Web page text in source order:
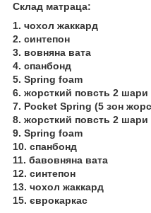
Склад матраца:
1. чохол жаккард
2. синтепон
3. вовняна вата
4. спанбонд
5. Spring foam
6. жорсткий повсть 2 шари
7. Pocket Spring (5 зон
8. жорсткий повсть 2 шари
9. Spring foam
10. спанбонд
11. бавовняна вата
12. синтепон
13. чохол жаккард
15. єврокаркас